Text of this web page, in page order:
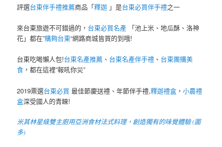
評選台東伴手禮推薦商品「釋迦 」是台東必買伴手禮之一
來台東旅遊不可錯過的， 台東必買名產 「池上米、地瓜酥、洛神
花」都在”購夠台東“網路商城皆買的到哦!
台東吃喝懶人包!台東名產推薦 、 台東名產伴手禮 、 台東團購美
食 ，都在這裡”報吼你災”
2019票選台東必買 最佳節慶送禮、年節伴手禮,釋迦禮盒 ，小農禮
盒深受國人的青睞!
米其林星級雙主廚用亞洲食材法式料理，創造獨有的味覺體驗 (圖
多)